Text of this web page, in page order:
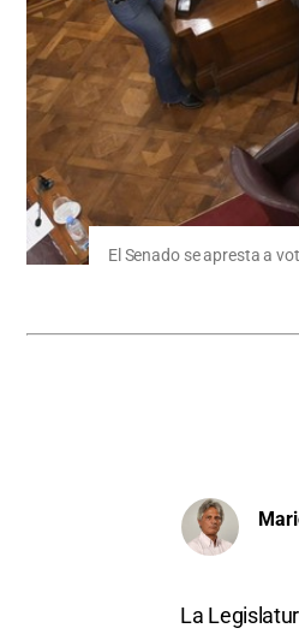
El Senado se apresta a
La